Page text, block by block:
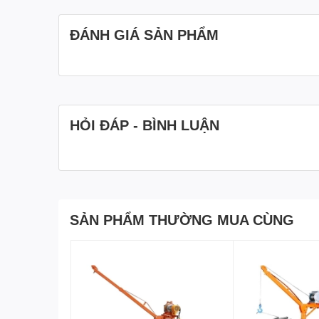
Xuất xứ: Trung Quốc
Đơn vị nhập khẩu: Hòa Phát
ĐÁNH GIÁ SẢN PHẨM
HỎI ĐÁP - BÌNH LUẬN
SẢN PHẨM THƯỜNG MUA CÙNG